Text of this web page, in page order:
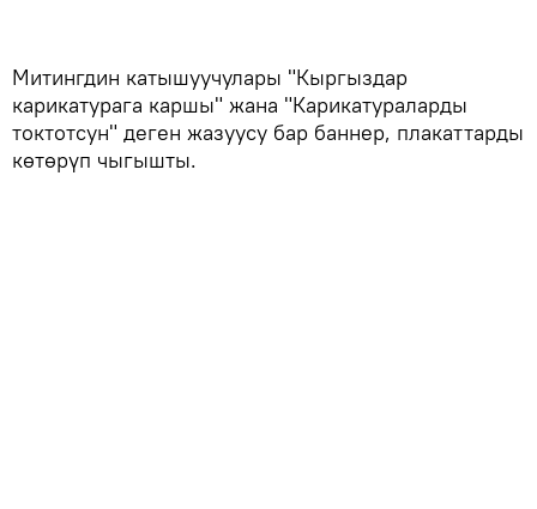
Митингдин катышуучулары "Кыргыздар
карикатурага каршы" жана "Карикатураларды
токтотсун" деген жазуусу бар баннер, плакаттарды
көтөрүп чыгышты.